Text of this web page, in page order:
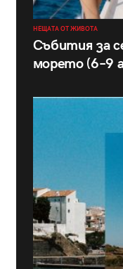
НЕЩАТА ОТ ЖИВОТА
Събития за
морето (6–9